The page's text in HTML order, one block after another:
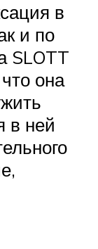
в
и по
SLOTT
она
в ней